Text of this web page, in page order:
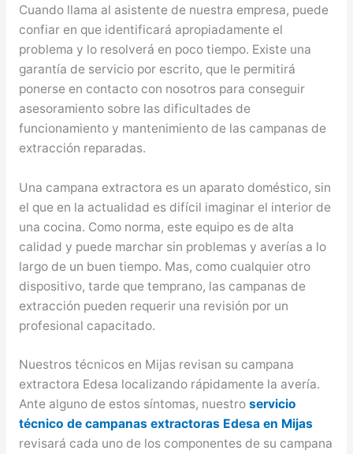
Cuando llama al asistente de nuestra empresa, puede
confiar en que identificará apropiadamente el
problema y lo resolverá en poco tiempo. Existe una
garantía de servicio por escrito, que le permitirá
ponerse en contacto con nosotros para conseguir
asesoramiento sobre las dificultades de
funcionamiento y mantenimiento de las campanas de
extracción reparadas.
Una campana extractora es un aparato doméstico, sin
el que en la actualidad es difícil imaginar el interior de
una cocina. Como norma, este equipo es de alta
calidad y puede marchar sin problemas y averías a lo
largo de un buen tiempo. Mas, como cualquier otro
dispositivo, tarde que temprano, las campanas de
extracción pueden requerir una revisión por un
profesional capacitado.
Nuestros técnicos en Mijas revisan su campana
extractora Edesa localizando rápidamente la avería.
Ante alguno de estos síntomas, nuestro servicio
técnico de campanas extractoras Edesa en Mijas
revisará cada uno de los componentes de su campana